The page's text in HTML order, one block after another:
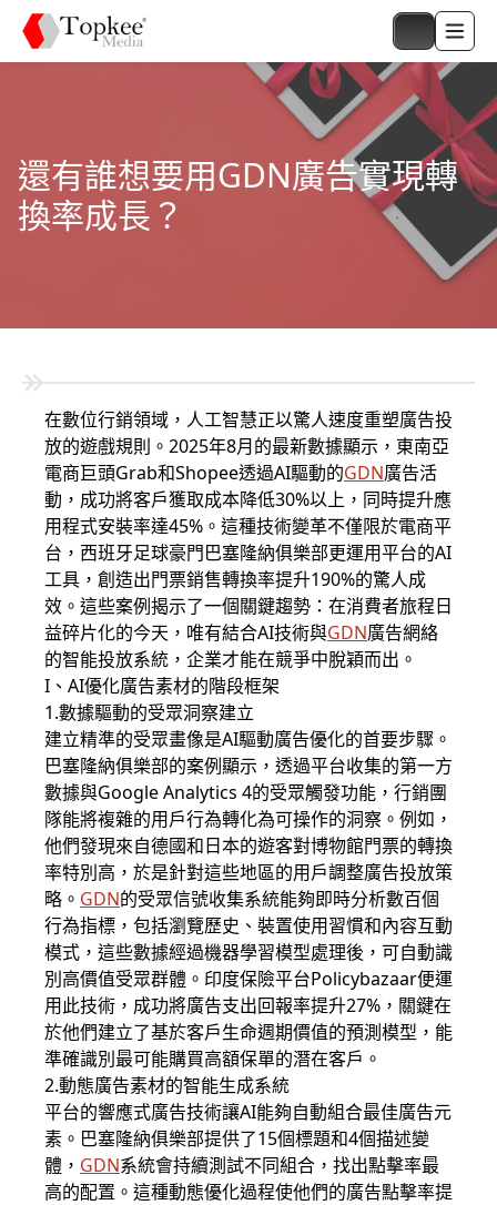
還有誰想要用GDN廣告實現轉
換率成長？
在數位行銷領域，人工智慧正以驚人速度重塑廣告投
放的遊戲規則。2025年8月的最新數據顯示，東南亞
電商巨頭Grab和Shopee透過AI驅動的GDN廣告活
動，成功將客戶獲取成本降低30%以上，同時提升應
用程式安裝率達45%。這種技術變革不僅限於電商平
台，西班牙足球豪門巴塞隆納俱樂部更運用平台的AI
工具，創造出門票銷售轉換率提升190%的驚人成
效。這些案例揭示了一個關鍵趨勢：在消費者旅程日
益碎片化的今天，唯有結合AI技術與GDN廣告網絡
的智能投放系統，企業才能在競爭中脫穎而出。
I、AI優化廣告素材的階段框架
1.數據驅動的受眾洞察建立
建立精準的受眾畫像是AI驅動廣告優化的首要步驟。
巴塞隆納俱樂部的案例顯示，透過平台收集的第一方
數據與Google Analytics 4的受眾觸發功能，行銷團
隊能將複雜的用戶行為轉化為可操作的洞察。例如，
他們發現來自德國和日本的遊客對博物館門票的轉換
率特別高，於是針對這些地區的用戶調整廣告投放策
略。 GDN的受眾信號收集系統能夠即時分析數百個
行為指標，包括瀏覽歷史、裝置使用習慣和內容互動
模式，這些數據經過機器學習模型處理後，可自動識
別高價值受眾群體。印度保險平台Policybazaar便運
用此技術，成功將廣告支出回報率提升27%，關鍵在
於他們建立了基於客戶生命週期價值的預測模型，能
準確識別最可能購買高額保單的潛在客戶。
2.動態廣告素材的智能生成系統
平台的響應式廣告技術讓AI能夠自動組合最佳廣告元
素。巴塞隆納俱樂部提供了15個標題和4個描述變
體， GDN系統會持續測試不同組合，找出點擊率最
高的配置。這種動態優化過程使他們的廣告點擊率提